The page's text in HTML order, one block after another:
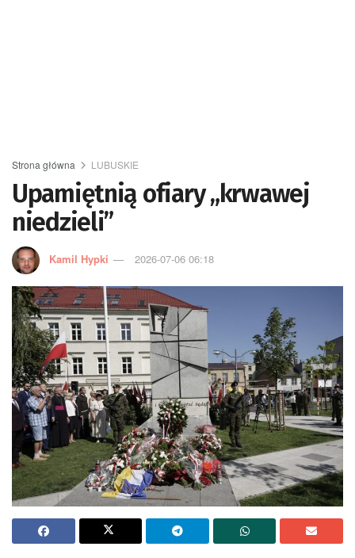
Strona główna LUBUSKIE
Upamiętnią ofiary „krwawej
niedzieli”
Kamil Hypki 2026-07-06 06:18